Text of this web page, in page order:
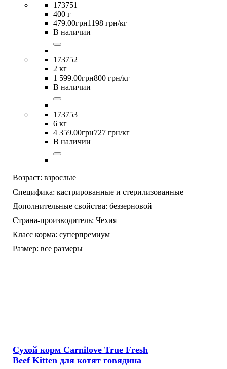
173751
400 г
479.00грн1198 грн/кг
В наличии
173752
2 кг
1 599.00грн800 грн/кг
В наличии
173753
6 кг
4 359.00грн727 грн/кг
В наличии
Возраст: взрослые
Специфика: кастрированные и стерилизованные
Дополнительные свойства: беззерновой
Страна-производитель: Чехия
Класс корма: суперпремиум
Размер: все размеры
Сухой корм Carnilove True Fresh
Beef Kitten для котят говядина